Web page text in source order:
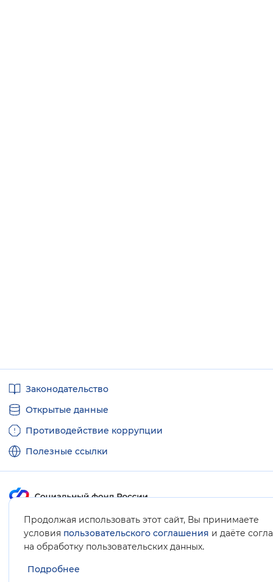
Продолжая использовать этот сайт, Вы принимаете
условия пользовательского соглашения и даёте
на обработку пользовательских данных.
Подробнее
ссылкиЗаконодательство
Открытые данные
Противодействие коррупции
Полезные ссылки
Карта сайта